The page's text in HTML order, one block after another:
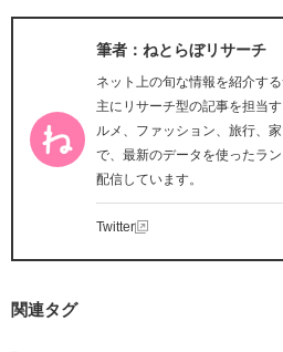
筆者：ねとらぼリサーチ
ネット上の旬な情報を紹介す
主にリサーチ型の記事を担当
ルメ、ファッション、旅行、
で、最新のデータを使ったラ
配信しています。
Twitter
関連タグ